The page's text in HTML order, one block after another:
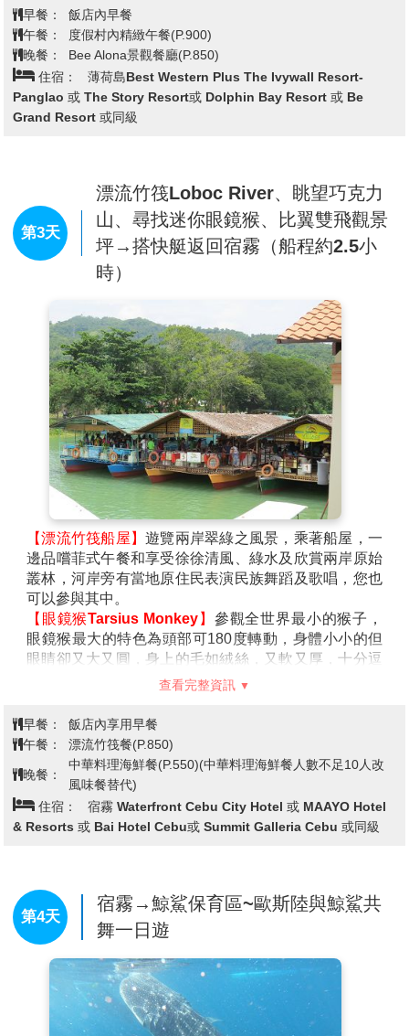
【巴里卡薩大斷層浮潛】
海底區域，海底奇景大斷層從20呎的海底突然落差到
3,000呎的特有地質景觀，到宿霧就要來領略這世界奇
景，在這裡您可看到珊瑚美景延著斷層生長，珊瑚壯麗
呈玫瑰形狀，巨大且艷麗，海中美景猶如花園般花團錦
簇，還可看到成群美麗的熱帶魚及逗趣的小丑魚、等美
16:20/18:20
早餐：
飯店內早餐
午餐：
度假村內精緻午餐(P.900)
晚餐：
Bee Alona景觀餐廳(P.850)
住宿：
薄荷島Best Western Plus The Ivywall Resort-
Panglao 或 The Story Resort或 Dolphin Bay Resort 或 Be
Grand Resort 或同級
第3天
漂流竹筏Loboc River、眺望巧克力
山、尋找迷你眼鏡猴、比翼雙飛觀景
坪→搭快艇返回宿霧（船程約2.5小
時）
【漂流竹筏船屋】遊覽兩岸翠綠之風景，乘著船屋，一
邊品嚐菲式午餐和享受徐徐清風、綠水及欣賞兩岸原始
叢林，河岸旁有當地原住民表演民族舞蹈及歌唱，您也
可以參與其中。
【眼鏡猴Tarsius Monkey】 參觀全世界最小的猴子，
眼鏡猴最大的特色為頭部可180度轉動，身體小小的但
眼睛卻又大又圓，身上的毛如絨絲，又軟又厚，十分逗
成的，每一座高度為40~120公尺，都是圓錐體，地質屬
石灰岩地型，從登高處望下，會因時節不同而多有變
化，時而翠綠，時而火紅，又時而昏暗，會讓您嘆為觀
止，目前為世界十大奇景之一。
【比翼雙飛觀景坪】
，位於頂峰的位置可登高望遠，享
受清風吹拂。
查看完整資訊
早餐：
飯店內享用早餐
午餐：
漂流竹筏餐(P.850)
晚餐：
中華料理海鮮餐(P.550)(中華料理海鮮餐人數不足10人改
風味餐替代)
住宿：
宿霧 Waterfront Cebu City Hotel 或 MAAYO Hotel
& Resorts 或 Bai Hotel Cebu或 Summit Galleria Cebu 或同級
第4天
宿霧→鯨鯊保育區~歐斯陸與鯨鯊共
舞一日遊